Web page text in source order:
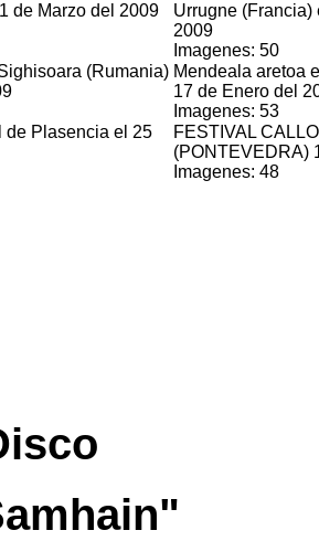
de Marzo del 2009
Urrugne
2009
Imagenes: 50
(Rumania) Mendeala aretoa
17 de Enero del
Imagenes: 53
de Plasencia el 25
FESTIVAL
(PONTEVEDRA)
Imagenes: 48